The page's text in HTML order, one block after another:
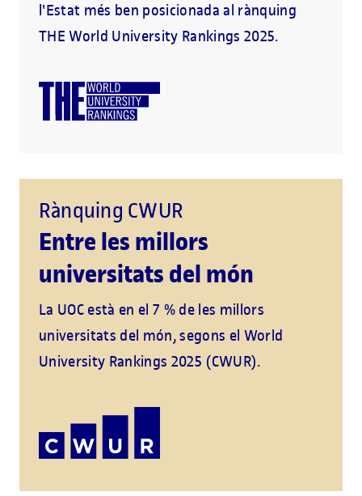
l'Estat més ben posicionada al rànquing
THE World University Rankings 2025.
Rànquing CWUR
Entre les millors
universitats del món
La UOC està en el 7 % de les millors
universitats del món, segons el World
University Rankings 2025 (CWUR).